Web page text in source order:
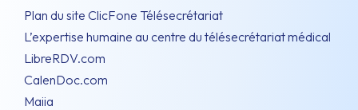
Plan du site ClicFone Télésecrétariat
L’expertise humaine au centre du télésecrétariat médical
LibreRDV.com
CalenDoc.com
Maiia